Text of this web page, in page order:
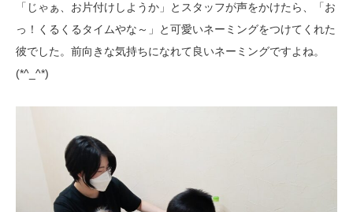
「じゃぁ、お片付けしようか」とスタッフが声をかけたら、「お
っ！くるくるタイムやな～」と可愛いネーミングをつけてくれた
彼でした。前向きな気持ちになれて良いネーミングですよね。
(*^_^*)